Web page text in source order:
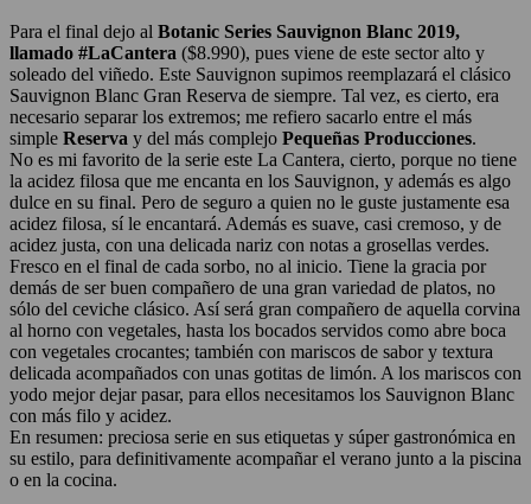
Para el final dejo al Botanic Series Sauvignon Blanc 2019,
llamado #LaCantera ($8.990), pues viene de este sector alto y
soleado del viñedo. Este Sauvignon supimos reemplazará el clásico
Sauvignon Blanc Gran Reserva de siempre. Tal vez, es cierto, era
necesario separar los extremos; me refiero sacarlo entre el más
simple Reserva y del más complejo Pequeñas Producciones.
No es mi favorito de la serie este La Cantera, cierto, porque no tiene
la acidez filosa que me encanta en los Sauvignon, y además es algo
dulce en su final. Pero de seguro a quien no le guste justamente esa
acidez filosa, sí le encantará. Además es suave, casi cremoso, y de
acidez justa, con una delicada nariz con notas a grosellas verdes.
Fresco en el final de cada sorbo, no al inicio. Tiene la gracia por
demás de ser buen compañero de una gran variedad de platos, no
sólo del ceviche clásico. Así será gran compañero de aquella corvina
al horno con vegetales, hasta los bocados servidos como abre boca
con vegetales crocantes; también con mariscos de sabor y textura
delicada acompañados con unas gotitas de limón. A los mariscos con
yodo mejor dejar pasar, para ellos necesitamos los Sauvignon Blanc
con más filo y acidez.
En resumen: preciosa serie en sus etiquetas y súper gastronómica en
su estilo, para definitivamente acompañar el verano junto a la piscina
o en la cocina.